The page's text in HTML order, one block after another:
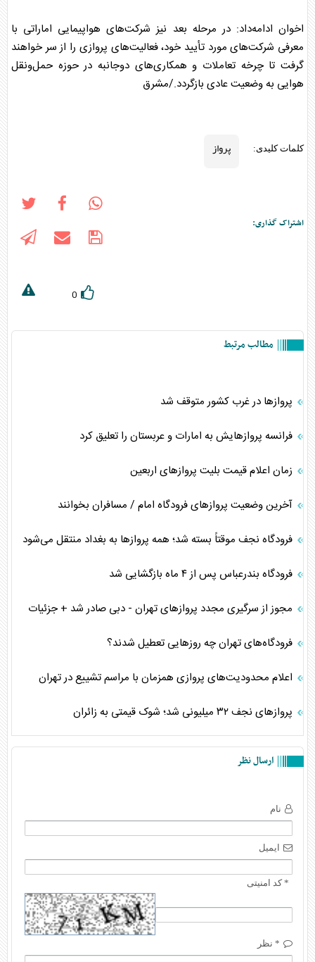
اخوان ادامه‌داد: در مرحله بعد نیز شرکت‌های هواپیمایی اماراتی با
معرفی شرکت‌های مورد تأیید خود، فعالیت‌های پروازی را از سر خواهند
گرفت تا چرخه تعاملات و همکاری‌های دوجانبه در حوزه حمل‌ونقل
هوایی به وضعیت عادی بازگردد./مشرق
کلمات کلیدی: پرواز
اشتراک گذاری:
0
مطالب مرتبط
پروازها در غرب کشور متوقف شد
فرانسه پروازهایش به امارات و عربستان را تعلیق کرد
زمان اعلام قیمت بلیت پرواز‌های اربعین
آخرین وضعیت پرواز‌های فرودگاه امام / مسافران بخوانند
فرودگاه نجف موقتاً بسته شد؛ همه پروازها به بغداد منتقل می‌شود
فرودگاه بندرعباس پس از ۴ ماه بازگشایی شد
مجوز از سرگیری مجدد پرواز‌های تهران - دبی صادر شد + جزئیات
فرودگاه‌های تهران چه روز‌هایی تعطیل شدند؟
اعلام محدودیت‌های پروازی همزمان با مراسم تشییع در تهران
پروازهای نجف ۳۲ میلیونی شد؛ شوک قیمتی به زائران
ارسال نظر
نام
ایمیل
* کد امنیتی
* نظر